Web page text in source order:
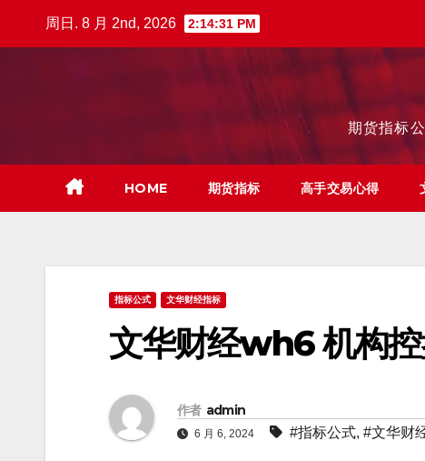
周日. 8 月 2nd, 2026 2:14:32 PM
期货指标
HOME 期货指标 高手交易心得
指标公式 文华财经指标
文华财经wh6 机构
作者 admin
6 月 6, 2024 #指标公式, #文华财